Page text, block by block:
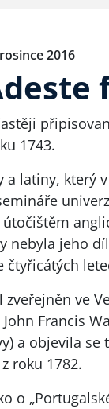
2016
1743.
latiny, který
nebyla jeho
čtyřicátých
ve
Francis
a objevila
roku 1782.
o